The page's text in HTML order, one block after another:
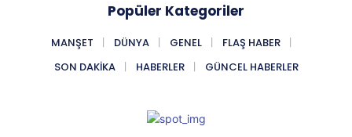
Popüler Kategoriler
MANŞET DÜNYA GENEL
FLAŞ HABER
SON DAKIKA
HABERLER GÜNCEL HABERLER